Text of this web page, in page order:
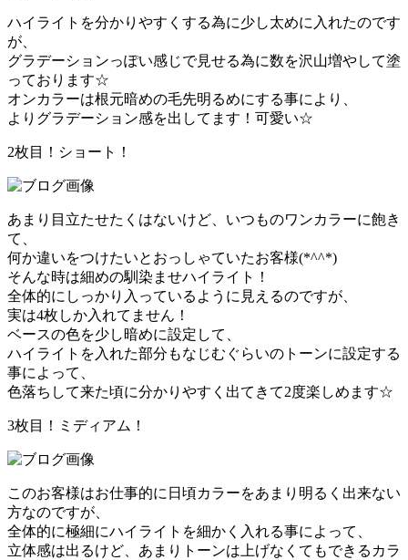
ハイライトを分かりやすくする為に少し太めに入れたのです
が、
グラデーションっぽい感じで見せる為に数を沢山増やして塗
っております☆
オンカラーは根元暗めの毛先明るめにする事により、
よりグラデーション感を出してます！可愛い☆
2枚目！ショート！
あまり目立たせたくはないけど、いつものワンカラーに飽き
て、
何か違いをつけたいとおっしゃていたお客様(*^^*)
そんな時は細めの馴染ませハイライト！
全体的にしっかり入っているように見えるのですが、
実は4枚しか入れてません！
ベースの色を少し暗めに設定して、
ハイライトを入れた部分もなじむぐらいのトーンに設定する
事によって、
色落ちして来た頃に分かりやすく出てきて2度楽しめます☆
3枚目！ミディアム！
このお客様はお仕事的に日頃カラーをあまり明るく出来ない
方なのですが、
全体的に極細にハイライトを細かく入れる事によって、
立体感は出るけど、あまりトーンは上げなくてもできるカラ